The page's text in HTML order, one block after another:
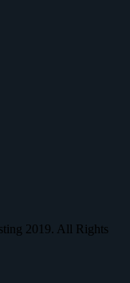
2019. All Rights